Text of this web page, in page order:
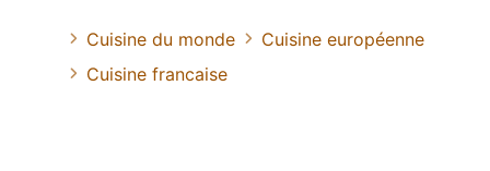
Cuisine du monde
Cuisine européenne
Cuisine francaise